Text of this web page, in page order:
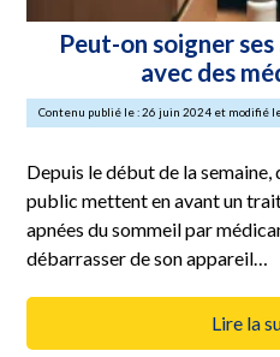
Peut-on soigner
avec des
Contenu publié le : 26 juin 2024 et modifié
Depuis le début de la
public mettent en avant un
apnées du sommeil par
débarrasser de son appareil…
Lire la